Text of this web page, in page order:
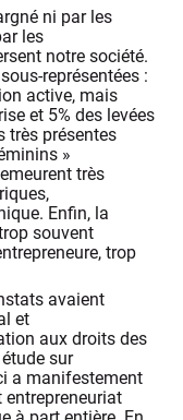
ni par les
les
notre société.
représentées :
active, mais
et 5% des levées
très présentes
»
très
Enfin, la
souvent
trop
avaient
et
aux droits des
sur
a manifestement